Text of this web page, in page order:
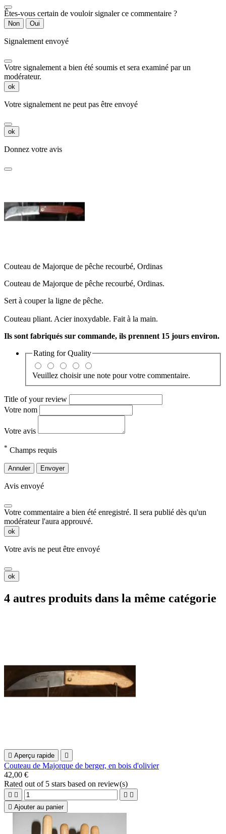
Êtes-vous certain de vouloir signaler ce commentaire ?
Non Oui
Signalement envoyé
Votre signalement a bien été soumis et sera examiné par un
modérateur.
ok
Votre signalement ne peut pas être envoyé
ok
Donnez votre avis
Couteau de Majorque de pêche recourbé, Ordinas
Couteau de Majorque de pêche recourbé, Ordinas.
Sert à couper la ligne de pêche.
Couteau pliant. Acier inoxydable. Fait à la main.
Ils sont fabriqués sur commande, ils prennent 15 jours environ.
Rating forQuality
Veuillez choisir une note pour votre commentaire.
Title of your review
Votre nom
Votre avis
* Champs requis
Annuler Envoyer
Avis envoyé
Votre commentaire a bien été enregistré. Il sera publié dès qu'un
modérateur l'aura approuvé.
ok
Votre avis ne peut être envoyé
ok
4 autres produits dans la même catégorie
 Aperçu rapide 
Couteau de Majorque de berger, en bois d'olivier
42,00 €
Rated out of 5 stars based on review(s)
   
 Ajouter au panier